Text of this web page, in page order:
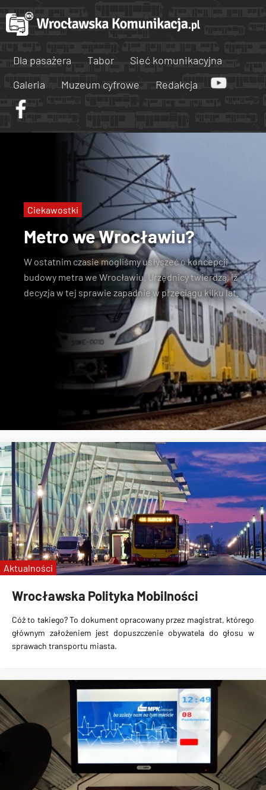
Dla pasażera Tabor
Sieć komunikacyjna
Galeria
Muzeum cyfrowe Redakcja
Metro we Wrocławiu?
W ostatnim czasie mogliśmy usłyszeć okoncepcji
budowy metra we Wrocławiu. Urzędnicy twierdzą, iż
decyzja w tej sprawie zapadnie w przeciągu kilku lat.
Ciekawostki
Wrocławska Polityka Mobilności
Cóż to takiego? To dokument opracowany przez magistrat, którego
głównym założeniem jest dopuszczenie obywatela do głosu w
sprawach transportu miasta.
Aktualności